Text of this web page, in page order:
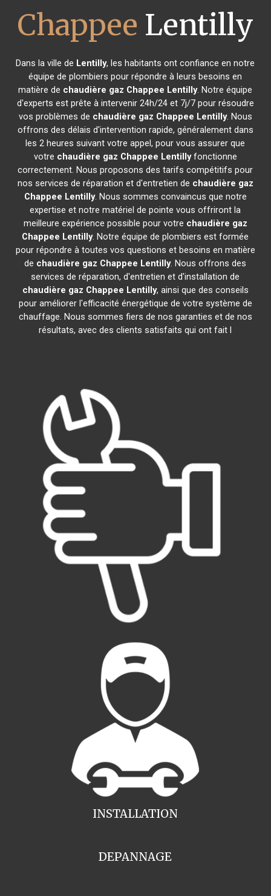
Chappee Lentilly
Dans la ville de Lentilly, les habitants ont confiance en notre
équipe de plombiers pour répondre à leurs besoins en
matière de chaudière gaz Chappee Lentilly. Notre équipe
d'experts est prête à intervenir 24h/24 et 7j/7 pour résoudre
vos problèmes de chaudière gaz Chappee Lentilly. Nous
offrons des délais d'intervention rapide, généralement dans
les 2 heures suivant votre appel, pour vous assurer que
votre chaudière gaz Chappee Lentillyfonctionne
correctement. Nous proposons des tarifs compétitifs pour
nos services de réparation et d'entretien de chaudière gaz
Chappee Lentilly. Nous sommes convaincus que notre
expertise et notre matériel de pointe vous offriront la
meilleure expérience possible pour votre chaudière gaz
Chappee Lentilly. Notre équipe de plombiers est formée
pour répondre à toutes vos questions et besoins en matière
de chaudière gaz Chappee Lentilly. Nous offrons des
services de réparation, d'entretien et d'installation de
chaudière gaz Chappee Lentilly, ainsi que des conseils
pour améliorer l'efficacité énergétique de votre système de
chauffage. Nous sommes fiers de nos garanties et de nos
résultats, avec des clients satisfaits qui ont fait l
INSTALLATION
DEPANNAGE